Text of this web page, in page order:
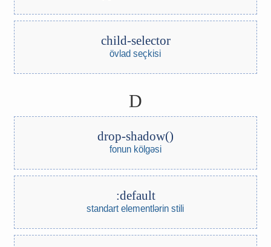
child-selector
övlad seçkisi
D
drop-shadow()
fonun kölgəsi
:default
standart elementlərin stili